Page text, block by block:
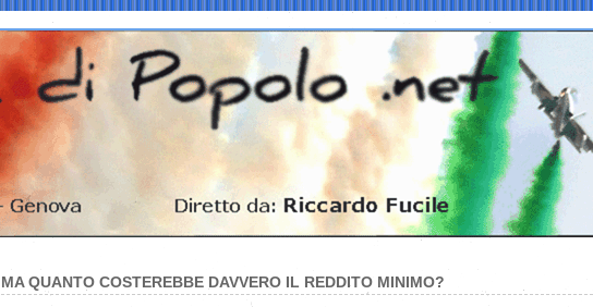
MA QUANTO COSTEREBBE DAVVERO IL REDDITO MINIMO?